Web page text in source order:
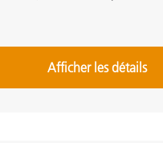
Afficher les détails